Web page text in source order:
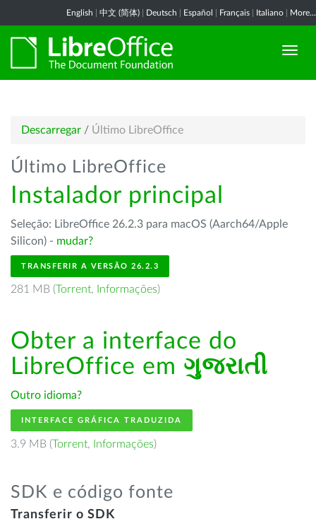
English 中文 (简体) Deutsch Español Français Italiano More...
Descarregar / Último LibreOffice
Último LibreOffice
Instalador principal
Seleção: LibreOffice 26.2.3 para macOS (Aarch64/Apple
Silicon) - mudar?
TRANSFERIR A VERSÃO 26.2.3
281 MB (Torrent, Informações)
Obter a interface do
LibreOffice em ગુજરાતી
Outro idioma?
INTERFACE GRÁFICA TRADUZIDA
3.9 MB (Torrent, Informações)
SDK e código fonte
Transferir o SDK